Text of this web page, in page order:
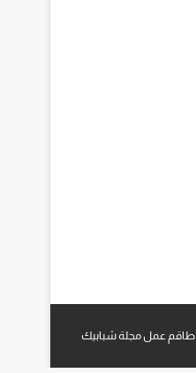
طاقم عمل مجلة شبابيك